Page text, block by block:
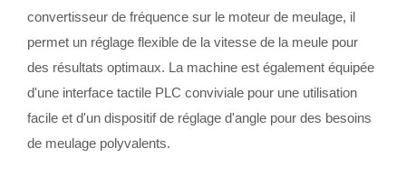
convertisseur de fréquence sur le moteur de meulage, il
permet un réglage flexible de la vitesse de la meule pour
des résultats optimaux. La machine est également équipée
d'une interface tactile PLC conviviale pour une utilisation
facile et d'un dispositif de réglage d'angle pour des besoins
de meulage polyvalents.